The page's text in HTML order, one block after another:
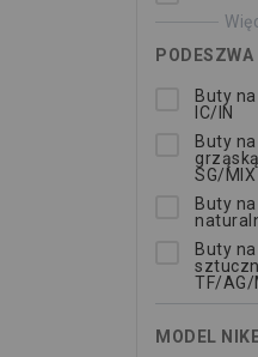
PODESZWA
Buty
IC/IN
Buty na
SG/MIX
Buty na
Buty na
TF/AG/
MODEL